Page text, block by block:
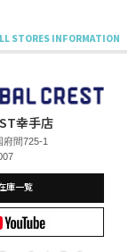
幸手店
府間725-1
庫一覧